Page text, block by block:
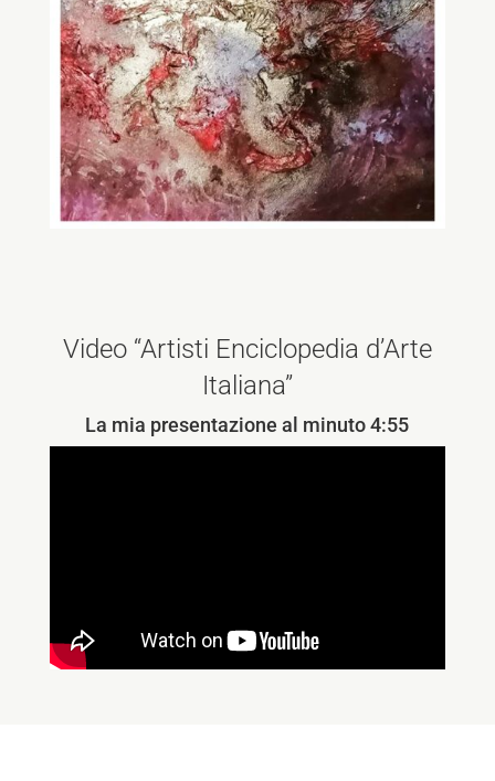
Video “Artisti Enciclopedia d’Arte
Italiana”
La mia presentazione al minuto 4:55